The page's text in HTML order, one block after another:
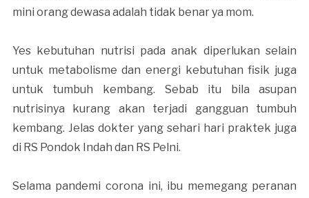
mini orang dewasa adalah tidak benar ya mom.
Yes kebutuhan nutrisi pada anak diperlukan selain
untuk metabolisme dan energi kebutuhan fisik juga
untuk tumbuh kembang. Sebab itu bila asupan
nutrisinya kurang akan terjadi gangguan tumbuh
kembang. Jelas dokter yang sehari hari praktek juga
di RS Pondok Indah dan RS Pelni.
Selama pandemi corona ini, ibu memegang peranan